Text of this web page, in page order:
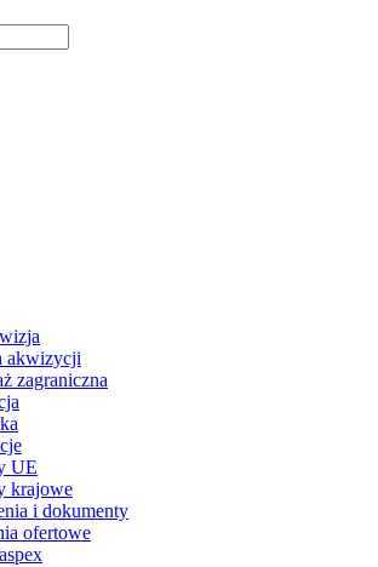
akwizycji
zagraniczna
UE
krajowe
i dokumenty
ofertowe